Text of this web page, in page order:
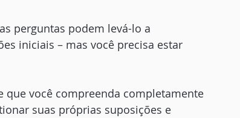
perguntas podem levá-lo a
iniciais – mas você precisa estar
que você compreenda completamente
suas próprias suposições e